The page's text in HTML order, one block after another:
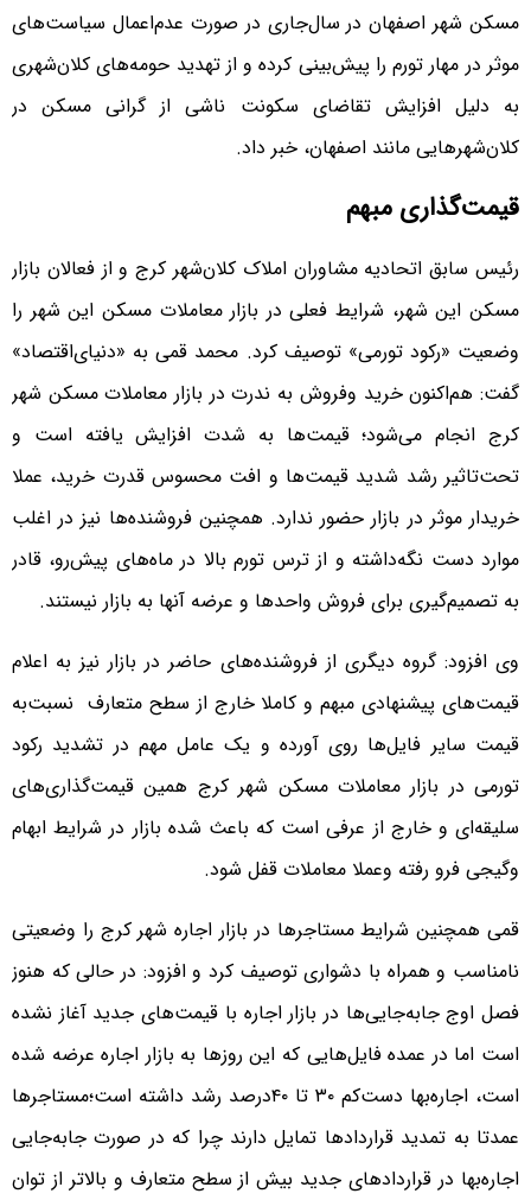
مسکن شهر اصفهان در سال‌جاری در صورت عدم‌اعمال سیاست‌‌‌های
موثر در مهار تورم را پیش‌بینی کرده و از تهدید حومه‌‌‌های کلان‌شهری
به دلیل افزایش تقاضای سکونت ناشی از گرانی مسکن در
کلان‌شهرهایی مانند اصفهان، خبر داد.
قیمت‌گذاری مبهم
رئیس سابق اتحادیه مشاوران املاک کلان‌شهر کرج و از فعالان بازار
مسکن این شهر، شرایط فعلی در بازار معاملات مسکن این شهر را
وضعیت «رکود تورمی» توصیف کرد. محمد قمی به «دنیای‌اقتصاد»
گفت: هم‌‌‌اکنون خرید وفروش به ندرت در بازار معاملات مسکن شهر
کرج انجام می‌شود؛ قیمت‌ها به شدت افزایش یافته است و
تحت‌تاثیر رشد شدید قیمت‌ها و افت محسوس قدرت خرید، عملا
خریدار موثر در بازار حضور ندارد. همچنین فروشنده‌‌‌ها نیز در اغلب
موارد دست نگه‌‌‌داشته و از ترس تورم بالا در ماه‌‌‌های پیش‌‌‌رو، قادر
به تصمیم‌گیری برای فروش واحدها و عرضه آنها به بازار نیستند.
وی افزود: گروه دیگری از فروشنده‌‌‌های حاضر در بازار نیز به اعلام
قیمت‌های پیشنهادی مبهم و کاملا خارج از سطح متعارف نسبت‌به
قیمت سایر فایل‌‌‌ها روی آورده و یک عامل مهم در تشدید رکود
تورمی در بازار معاملات مسکن شهر کرج همین قیمت‌گذاری‌‌‌های
سلیقه‌‌‌ای و خارج از عرفی است که باعث شده بازار در شرایط ابهام
وگیجی فرو رفته وعملا معاملات قفل شود.
قمی همچنین شرایط مستاجرها در بازار اجاره شهر کرج را وضعیتی
نامناسب و همراه با دشواری توصیف کرد و افزود: در حالی که هنوز
فصل اوج جابه‌‌‌جایی‌‌‌ها در بازار اجاره با قیمت‌های جدید آغاز نشده
است اما در عمده فایل‌‌‌هایی که این روزها به بازار اجاره عرضه شده
است، اجاره‌‌‌بها دست‌‌‌کم ۳۰ تا ۴۰‌درصد رشد داشته است؛مستاجرها
عمدتا به تمدید قراردادها تمایل دارند چرا که در صورت جابه‌‌‌جایی
اجاره‌‌‌بها در قراردادهای جدید بیش از سطح متعارف و بالاتر از توان